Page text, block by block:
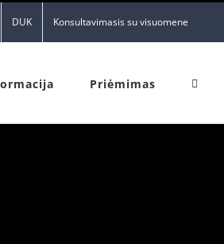
DUK Konsultavimasis su visuomene
Priėmimas